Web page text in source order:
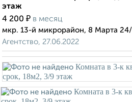
этаж
4 200 ₽ в месяц
мкр. 13-й микрорайон, 8 Марта
Агентство, 27.06.2022